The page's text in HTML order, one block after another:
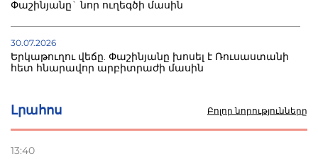
Լրահոս Բոլոր նորությունները
13:40
Փաշինյանը` նոր ուղեգծի մասին
30.07.2026
Երկաթուղու վեճը. Փաշինյանը խոսել է Ռուսաստանի
հետ հնարավոր արբիտրաժի մասին
30.07.2026
Ռուսական շուկայի ճգնաժամը՝ շանս. վարչապետը
ոլորտի արդիականացման կոչ է անում